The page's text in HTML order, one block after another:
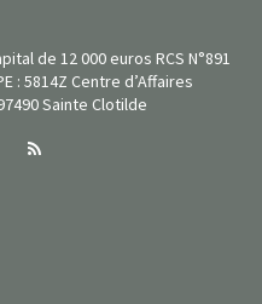
de 12 000 euros RCS N°891
: 5814Z Centre d’Affaires
Sainte Clotilde